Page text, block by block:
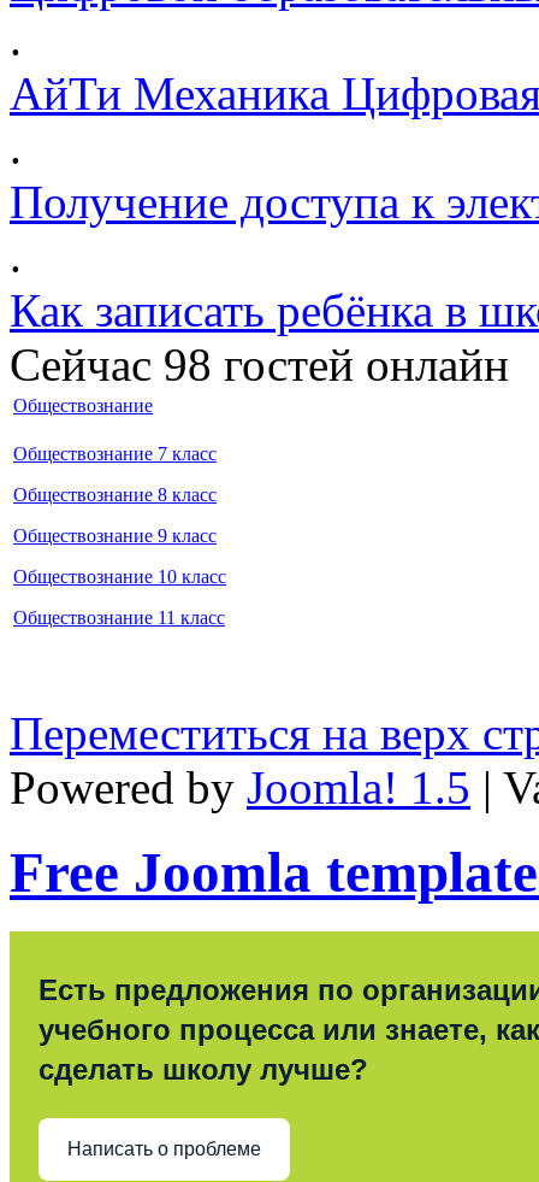
.
АйТи Механика
.
Получение доступа к
.
Как записать ребёнка в
Сейчас 98 гостей онлайн
Обществознание
Обществознание 7 класс
Обществознание 8 класс
Обществознание 9 класс
Обществознание 10 класс
Обществознание 11 класс
Переместиться на верх
Powered by Joomla! 1.5 |
Free Joomla
Есть предложения по
учебного процесса или знаете, как
сделать школу лучше?
Написать о проблеме